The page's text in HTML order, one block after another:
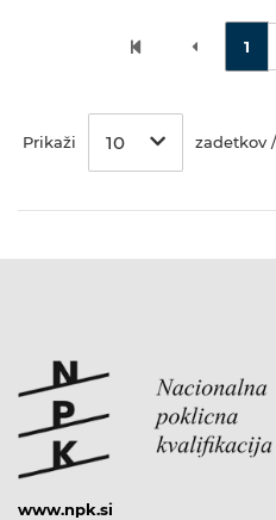
1
Prikaži 10 zadetkov
www.npk.si